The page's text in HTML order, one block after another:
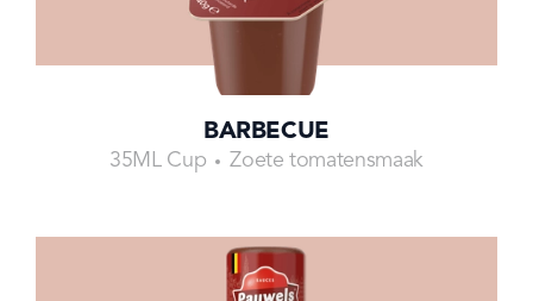
BARBECUE
35ML Cup Zoete tomatensmaak